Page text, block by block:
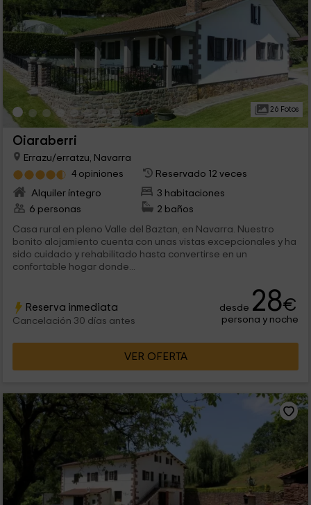
26 Fotos
Oiaraberri
Errazu/erratzu, Navarra
4 opiniones
Reservado 12 veces
Alquiler íntegro
3 habitaciones
6 personas
2 baños
Casa rural en pleno Valle del Baztan, en Navarra. Nuestro
bonito alojamiento cuenta con unas vistas excepcionales y ha
sido cuidado y rehabilitado hasta convertirse en un
confortable hogar donde...
Reserva inmediata
Cancelación 30 días antes
desde 28€
persona y noche
VER OFERTA